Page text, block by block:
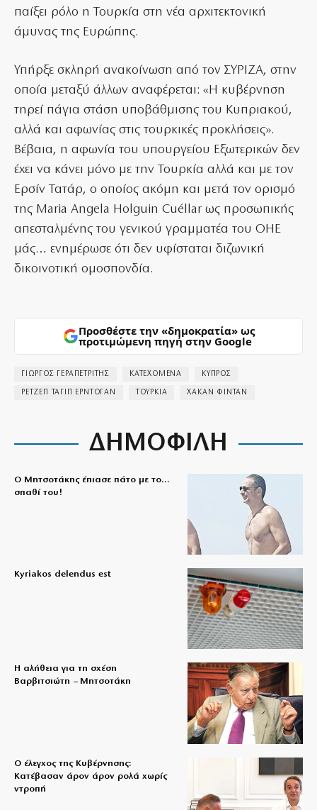
παίξει ρόλο η Τουρκία στη νέα αρχιτεκτονική
άμυνας της Ευρώπης.
Υπήρξε σκληρή ανακοίνωση από τον ΣΥΡΙΖΑ, στην
οποία μεταξύ άλλων αναφέρεται: «Η κυβέρνηση
τηρεί πάγια στάση υποβάθμισης του Κυπριακού,
αλλά και αφωνίας στις τουρκικές προκλήσεις».
Βέβαια, η αφωνία του υπουργείου Εξωτερικών δεν
έχει να κάνει μόνο με την Τουρκία αλλά και με τον
Ερσίν Τατάρ, ο οποίος ακόμη και μετά τον ορισμό
της Maria Angela Holguin Cuéllar ως προσωπικής
απεσταλμένης του γενικού γραμματέα του ΟΗΕ
μάς… ενημέρωσε ότι δεν υφίσταται διζωνική
δικοινοτική ομοσπονδία.
Προσθέστε την «δημοκρατία» ως
προτιμώμενη πηγή στην Google
ΓΙΩΡΓΟΣ ΓΕΡΑΠΕΤΡΙΤΗΣ ΚΑΤΕΧΟΜΕΝΑ ΚΥΠΡΟΣ
ΡΕΤΖΕΠ ΤΑΓΙΠ ΕΡΝΤΟΓΑΝ ΤΟΥΡΚΙΑ ΧΑΚΑΝ ΦΙΝΤΑΝ
ΔΗΜΟΦΙΛΗ
Ο Μητσοτάκης έπιασε πάτο με το…
σπαθί του!
Kyriakos delendus est
Η αλήθεια για τη σχέση
Βαρβιτσιώτη – Μητσοτάκη
Ο έλεγχος της Κυβέρνησης:
Κατέβασαν άρον άρον ρολά χωρίς
ντροπή